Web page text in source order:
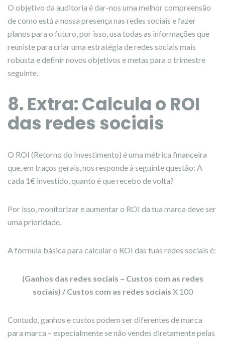
O objetivo da auditoria é dar-nos uma melhor compreensão
de como está a nossa presença nas redes sociais e fazer
planos para o futuro, por isso, usa todas as informações que
reuniste para criar uma estratégia de redes sociais mais
robusta e definir novos objetivos e metas para o trimestre
seguinte.
8. Extra: Calcula o ROI
das redes sociais
O ROI (Retorno do Investimento) é uma métrica financeira
que, em traços gerais, nos responde à seguinte questão: A
cada 1€ investido, quanto é que recebo de volta?
Por isso, monitorizar e aumentar o ROI da tua marca deve ser
uma prioridade.
A fórmula básica para calcular o ROI das tuas redes sociais é:
(Ganhos das redes sociais – Custos com as redes
sociais) / Custos com as redes sociais X 100
Contudo, ganhos e custos podem ser diferentes de marca
para marca – especialmente se não vendes diretamente pelas